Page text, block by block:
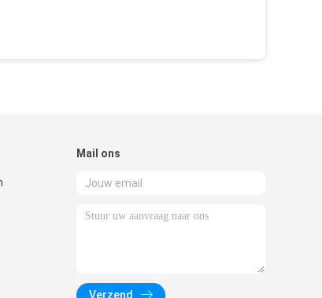
Mail ons
Verzend